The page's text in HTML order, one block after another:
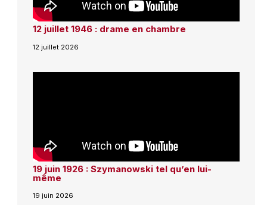
12 juillet 1946 : drame en chambre
12 juillet 2026
19 juin 1926 : Szymanowski tel qu’en lui-
même
19 juin 2026